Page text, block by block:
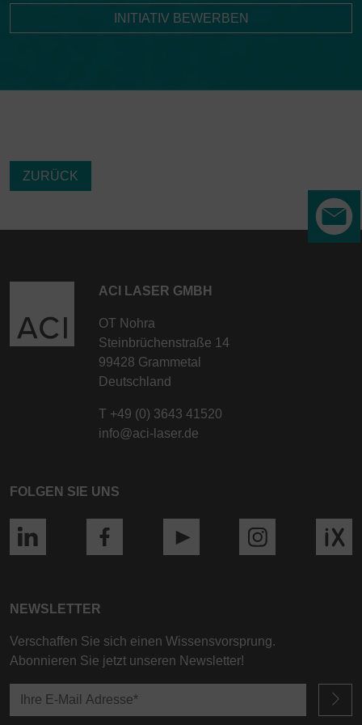
INITIATIV BEWERBEN
ZURÜCK
ACI LASER GMBH
OT Nohra
Steinbrüchenstraße 14
99428 Grammetal
Deutschland
T +49 (0) 3643 41520
info@aci-laser.de
FOLGEN SIE UNS
NEWSLETTER
Verschaffen Sie sich einen Wissensvorsprung.
Abonnieren Sie jetzt unseren Newsletter!
Rechtsbehelfsmöglichkeiten, verarbeitet werden.